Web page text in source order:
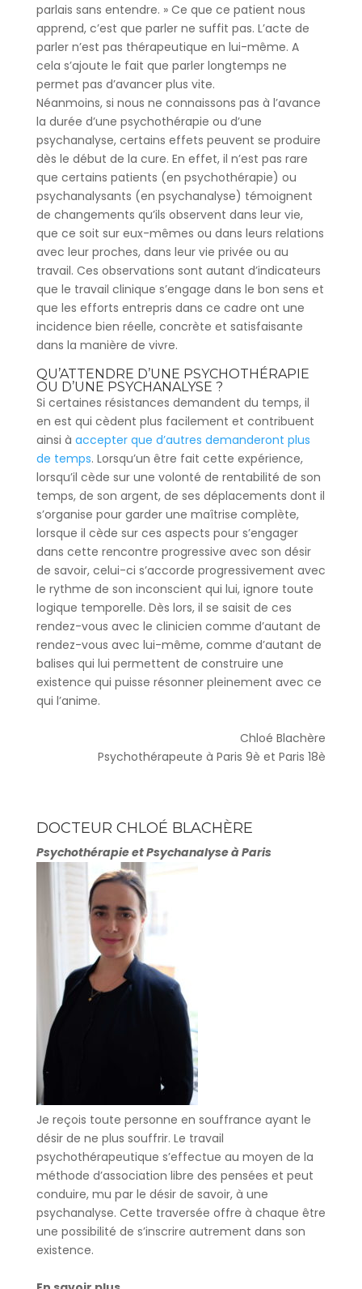
parlais sans entendre. » Ce que ce patient nous
apprend, c’est que parler ne suffit pas. L’acte de
parler n’est pas thérapeutique en lui-même. A
cela s’ajoute le fait que parler longtemps ne
permet pas d’avancer plus vite.
Néanmoins, si nous ne connaissons pas à l’avance
la durée d’une psychothérapie ou d’une
psychanalyse, certains effets peuvent se produire
dès le début de la cure. En effet, il n’est pas rare
que certains patients (en psychothérapie) ou
psychanalysants (en psychanalyse) témoignent
de changements qu’ils observent dans leur vie,
que ce soit sur eux-mêmes ou dans leurs relations
avec leur proches, dans leur vie privée ou au
travail. Ces observations sont autant d’indicateurs
que le travail clinique s’engage dans le bon sens et
que les efforts entrepris dans ce cadre ont une
incidence bien réelle, concrète et satisfaisante
dans la manière de vivre.
QU’ATTENDRE D’UNE PSYCHOTHÉRAPIE
OU D’UNE PSYCHANALYSE ?
Si certaines résistances demandent du temps, il
en est qui cèdent plus facilement et contribuent
ainsi à accepter que d’autres demanderont plus
de temps. Lorsqu’un être fait cette expérience,
lorsqu’il cède sur une volonté de rentabilité de son
temps, de son argent, de ses déplacements dont il
s’organise pour garder une maîtrise complète,
lorsque il cède sur ces aspects pour s’engager
dans cette rencontre progressive avec son désir
de savoir, celui-ci s’accorde progressivement avec
le rythme de son inconscient qui lui, ignore toute
logique temporelle. Dès lors, il se saisit de ces
rendez-vous avec le clinicien comme d’autant de
rendez-vous avec lui-même, comme d’autant de
balises qui lui permettent de construire une
existence qui puisse résonner pleinement avec ce
qui l’anime.
Chloé Blachère
Psychothérapeute à Paris 9è et Paris 18è
DOCTEUR CHLOÉ BLACHÈRE
Psychothérapie et Psychanalyse à Paris
Je reçois toute personne en souffrance ayant le
désir de ne plus souffrir. Le travail
psychothérapeutique s’effectue au moyen de la
méthode d’association libre des pensées et peut
conduire, mu par le désir de savoir, à une
psychanalyse. Cette traversée offre à chaque être
une possibilité de s’inscrire autrement dans son
existence.